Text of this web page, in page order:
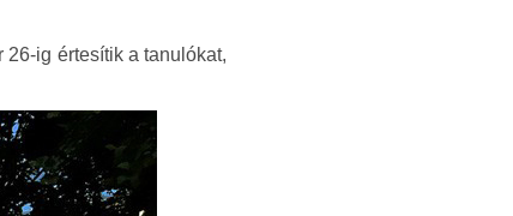
ig értesítik a tanulókat,